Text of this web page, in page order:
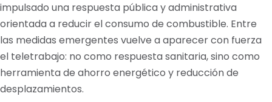
impulsado una respuesta pública y administrativa
orientada a reducir el consumo de combustible. Entre
las medidas emergentes vuelve a aparecer con fuerza
el teletrabajo: no como respuesta sanitaria, sino como
herramienta de ahorro energético y reducción de
desplazamientos.